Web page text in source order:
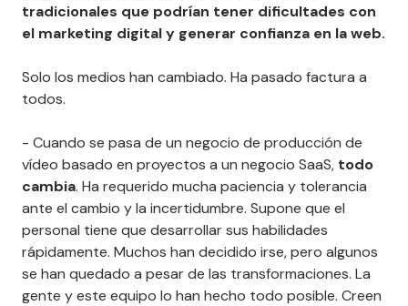
tradicionales que podrían tener dificultades con
el marketing digital y generar confianza en la web.
Solo los medios han cambiado. Ha pasado factura a
todos.
- Cuando se pasa de un negocio de producción de
vídeo basado en proyectos a un negocio SaaS, todo
cambia. Ha requerido mucha paciencia y tolerancia
ante el cambio y la incertidumbre. Supone que el
personal tiene que desarrollar sus habilidades
rápidamente. Muchos han decidido irse, pero algunos
se han quedado a pesar de las transformaciones. La
gente y este equipo lo han hecho todo posible. Creen